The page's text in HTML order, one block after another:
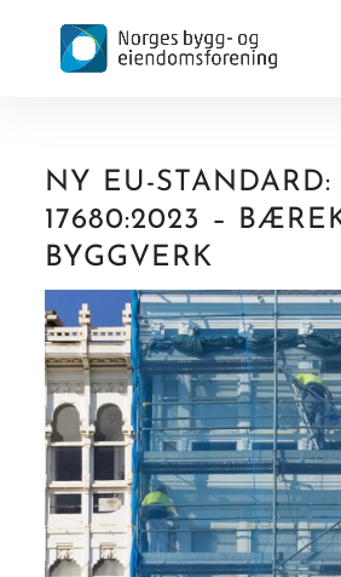
NY EU-STANDARD:
17680:2023 –
BYGGVERK